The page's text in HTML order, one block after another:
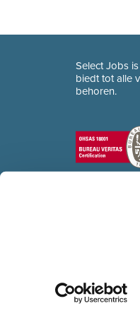
Select Jobs
biedt tot alle
behoren.
© 2026 Select Jobs